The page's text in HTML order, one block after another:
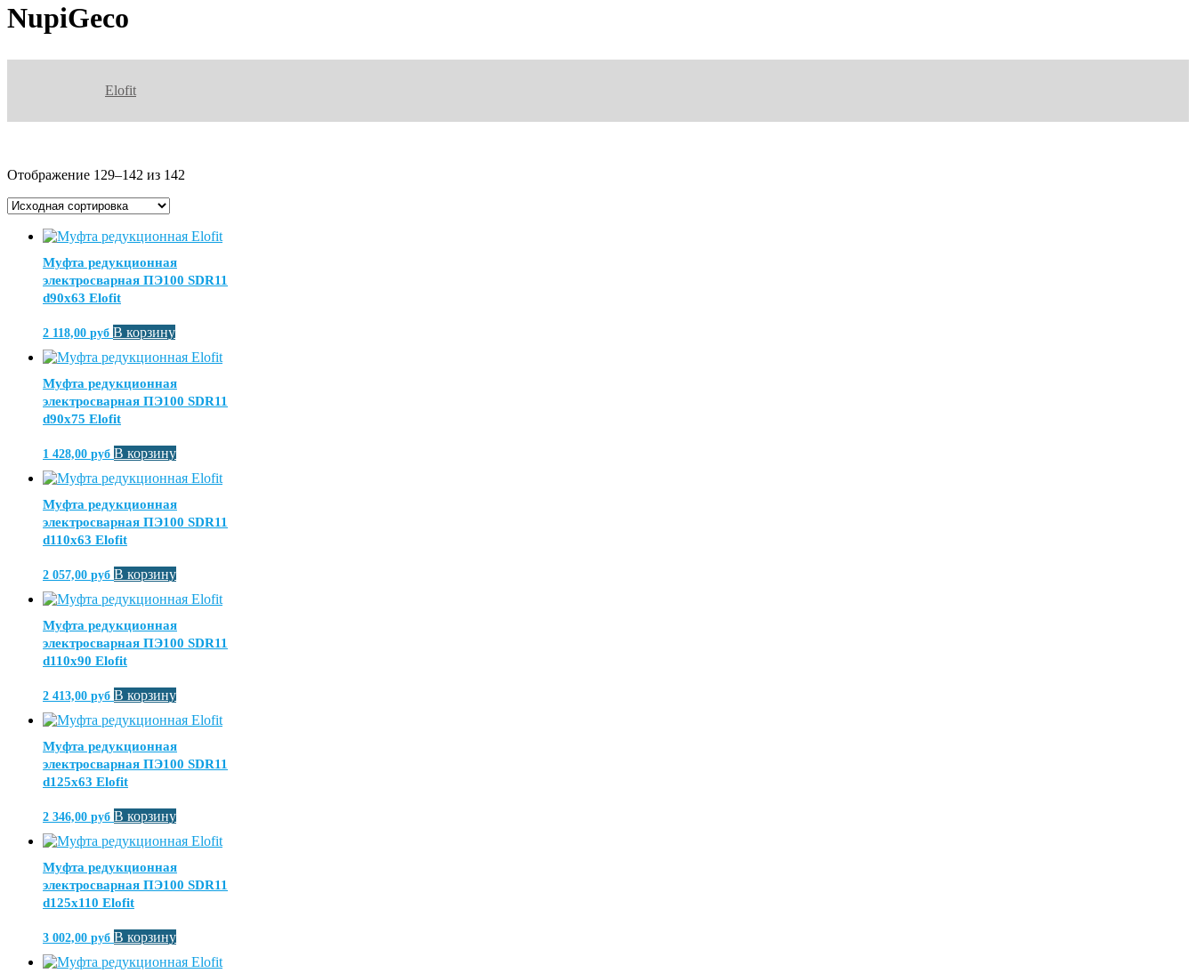
NupiGeco
Elofit
Отображение 129–142 из 142
Муфта редукционная
электросварная ПЭ100 SDR11
d90х63 Elofit
2 118,00 руб В корзину
Муфта редукционная
электросварная ПЭ100 SDR11
d90х75 Elofit
1 428,00 руб В корзину
Муфта редукционная
электросварная ПЭ100 SDR11
d110х63 Elofit
2 057,00 руб В корзину
Муфта редукционная
электросварная ПЭ100 SDR11
d110х90 Elofit
2 413,00 руб В корзину
Муфта редукционная
электросварная ПЭ100 SDR11
d125х63 Elofit
2 346,00 руб В корзину
Муфта редукционная
электросварная ПЭ100 SDR11
d125х110 Elofit
3 002,00 руб В корзину